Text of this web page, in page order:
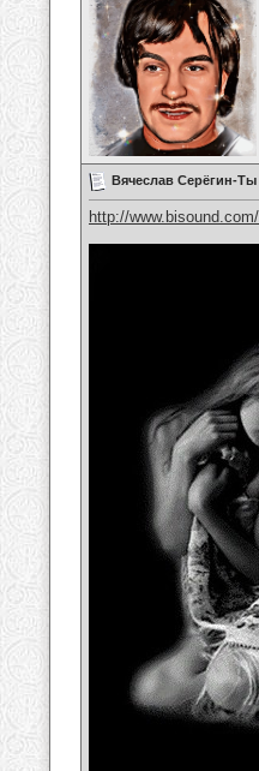
Вячеслав Серёгин-
http://